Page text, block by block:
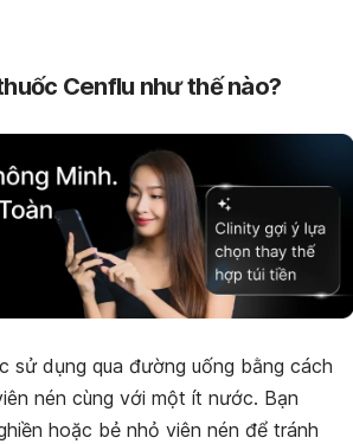
Cenflu như thế nào?
sử dụng qua đường uống bằng cách
nén cùng với một ít nước. Bạn
hoặc bẻ nhỏ viên nén để tránh